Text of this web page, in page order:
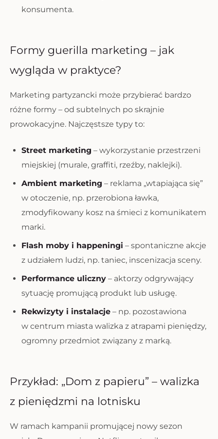
konsumenta.
Formy guerilla marketing – jak
wygląda w praktyce?
Marketing partyzancki może przybierać bardzo
różne formy – od subtelnych po skrajnie
prowokacyjne. Najczęstsze typy to:
Street marketing – wykorzystanie przestrzeni
miejskiej (murale, graffiti, rzeźby, naklejki).
Ambient marketing – reklama „wtapiająca się”
w otoczenie, np. przerobiona ławka,
zmodyfikowany kosz na śmieci z komunikatem
marki.
Flash moby i happeningi – spontaniczne akcje
z udziałem ludzi, np. taniec, inscenizacja sceny.
Performance uliczny – aktorzy odgrywający
sytuację promującą produkt lub usługę.
Rekwizyty i instalacje – np. pozostawiona
w centrum miasta walizka z atrapami pieniędzy,
ogromny przedmiot związany z marką.
Przykład: „Dom z papieru” – walizka
z pieniędzmi na lotnisku
W ramach kampanii promującej nowy sezon